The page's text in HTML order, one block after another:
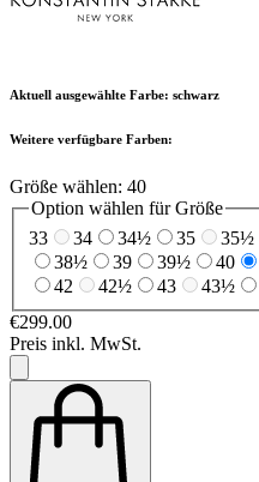
Aktuell ausgewählte Farbe: schwarz
Weitere verfügbare Farben:
Größe wählen: 40
Option wählen für Größe
33
34 34½ 35 35½
38½
39 39½ 40
42
42½ 43 43½
€299.00
Preis inkl. MwSt.